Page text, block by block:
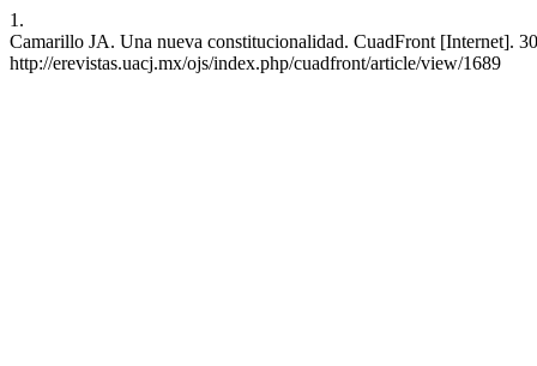
1.
Camarillo JA. Una nueva constitucionalidad. CuadFront [Internet].
http://erevistas.uacj.mx/ojs/index.php/cuadfront/article/view/1689